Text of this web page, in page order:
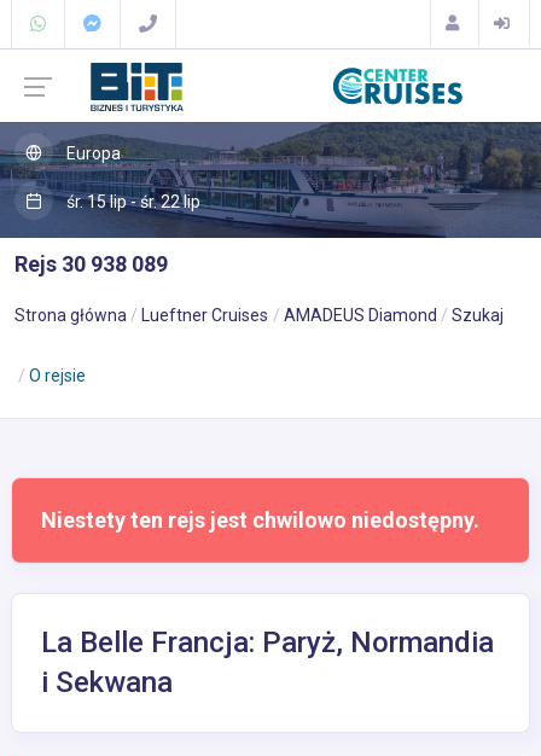
Europa
śr. 15 lip - śr. 22 lip
Rejs 30 938 089
Strona główna Lueftner Cruises AMADEUS Diamond Szukaj
O rejsie
Niestety ten rejs jest chwilowo niedostępny.
La Belle Francja: Paryż, Normandia
i Sekwana